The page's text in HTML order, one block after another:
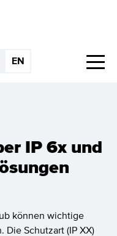
EN
IP 6x und
können wichtige
Die Schutzart (IP XX)